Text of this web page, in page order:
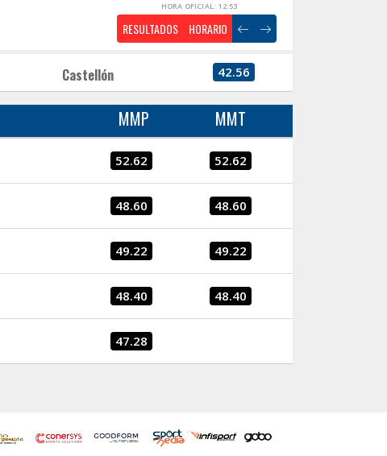
HORA OFICIAL: 12:53
RESULTADOS HORARIO
Castellón 42.56
MMP MMT
52.62 52.62
48.60 48.60
49.22 49.22
48.40 48.40
47.28